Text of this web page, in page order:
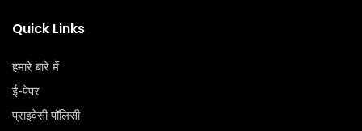
Quick Links
हमारे बारे में
ई-पेपर
प्राइवेसी पॉलिसी